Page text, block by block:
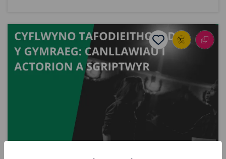
Cyflwyno Tafodieithoedd y Gymraeg: Canllawiau i
Add to favourites
Dyddiad cyhoeddi: 2015 Add to favourites
Cyflwyno Tafodieithoedd y Gymraeg:
Canllawiau i Actorion a Sgriptwyr
Drama a Pherfformio
Adnodd Coleg Cymraeg
Amcan yr adnodd hwn yw helpu actorion a sgriptwyr